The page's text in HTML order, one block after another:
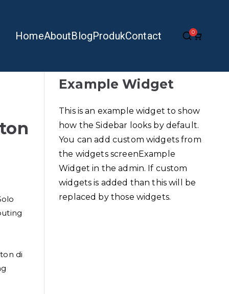
HomeAboutBlogProdukContact 0
di
Example Widget
This is an example widget to show
how the Sidebar looks by default.
You can add custom widgets from
the widgets screenExample
Widget in the admin. If custom
widgets is added than this will be
replaced by those widgets.